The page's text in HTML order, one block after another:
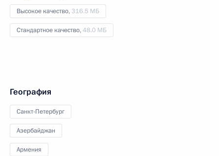
Высокое качество, 316.5 МБ
Стандартное качество,48.0 МБ
География
Санкт-Петербург
Азербайджан
Армения